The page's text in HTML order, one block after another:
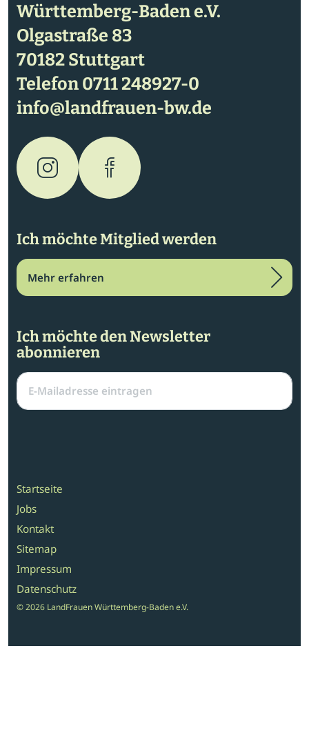
Württemberg-Baden e.V.
Olgastraße 83
70182 Stuttgart
Telefon0711 248927-0
info@landfrauen-bw.de
Ich möchte Mitglied werden
Mehr erfahren
Ich möchte den Newsletter
abonnieren
Startseite
Jobs
Kontakt
Sitemap
Impressum
Datenschutz
© 2026 LandFrauen Württemberg-Baden e.V.